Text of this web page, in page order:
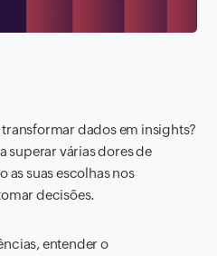
dados em insights?
superar várias dores de
as suas escolhas nos
decisões.
entender o